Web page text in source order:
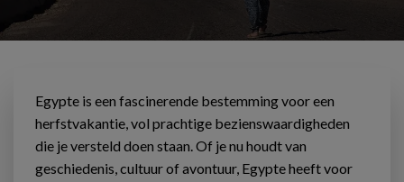
Egypte is een fascinerende bestemming voor een
herfstvakantie, vol prachtige bezienswaardigheden
die je versteld doen staan. Of je nu houdt van
geschiedenis, cultuur of avontuur, Egypte heeft voor